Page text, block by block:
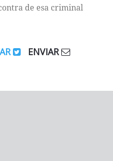
de esa criminal
ENVIAR